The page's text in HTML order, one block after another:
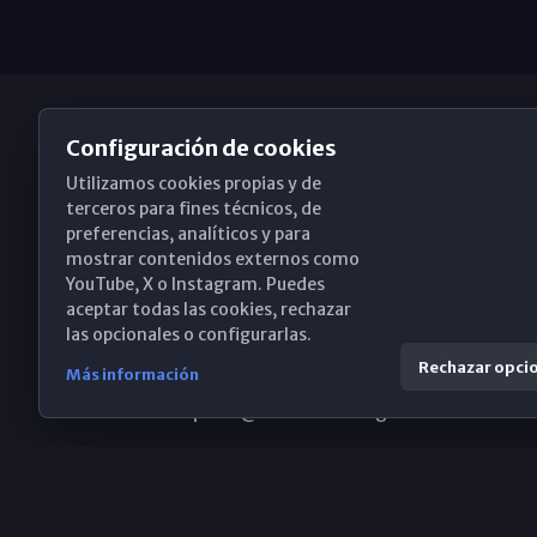
Obispado de Málaga
Santa María, 18-20. 29015 Málaga
(+34) 952 224 386
Configuración de cookies
Utilizamos cookies propias y de
terceros para fines técnicos, de
preferencias, analíticos y para
mostrar contenidos externos como
YouTube, X o Instagram. Puedes
aceptar todas las cookies, rechazar
las opcionales o configurarlas.
Más información Rechazar